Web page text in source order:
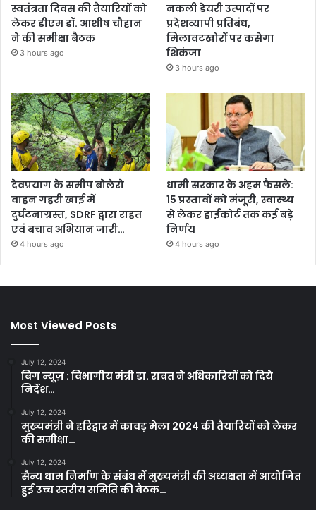
स्वतंत्रता दिवस की तैयारियों को
लेकर डीएम डॉ. आशीष चौहान
ने की समीक्षा बैठक
3 hours ago
नकली डेयरी उत्पादों पर
प्रदेशव्यापी प्रतिबंध,
मिलावटखोरों पर कसेगा
शिकंजा
3 hours ago
देवप्रयाग के समीप बोलेरो
वाहन गहरी खाई में
दुर्घटनाग्रस्त, SDRF द्वारा राहत
एवं बचाव अभियान जारी…
4 hours ago
धामी सरकार के अहम फैसले:
15 प्रस्तावों को मंजूरी, स्वास्थ्य
से लेकर हाईकोर्ट तक कई बड़े
निर्णय
4 hours ago
Most Viewed Posts
July 12, 2024
बिग न्यूज़ : विभागीय मंत्री डा. रावत ने अधिकारियों को दिये
निर्देश…
July 12, 2024
मुख्यमंत्री ने हरिद्वार में कावड़ मेला 2024 की तैयारियों को लेकर
की समीक्षा…
July 12, 2024
सैन्य धाम निर्माण के संबंध में मुख्यमंत्री की अध्यक्षता में आयोजित
हुई उच्च स्तरीय समिति की बैठक…